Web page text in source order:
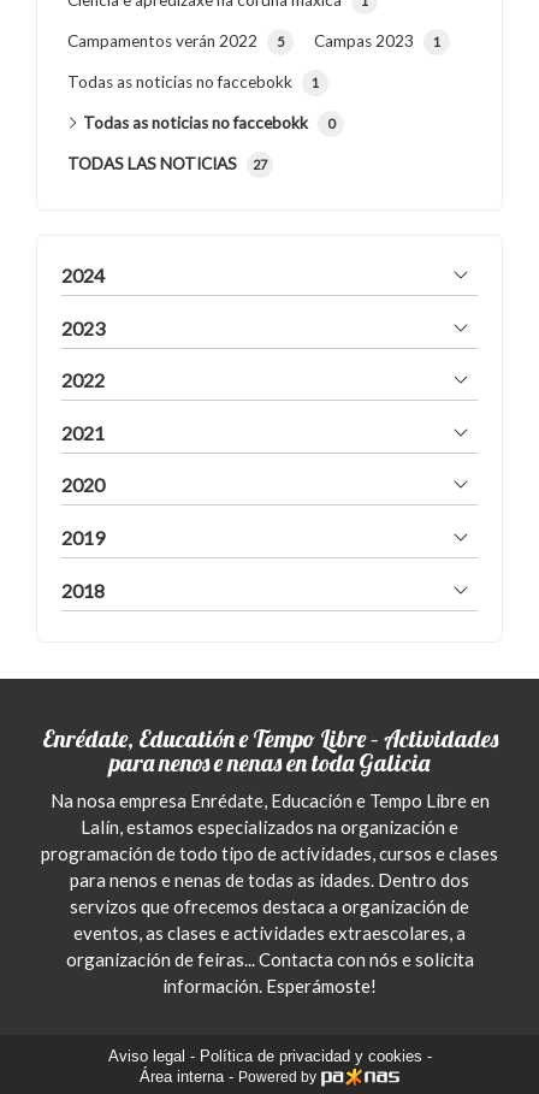
TODAS LAS NOTICIAS 27
Campamentos verán 2022 5 Campas 2023 1
Todas as noticias no faccebokk 1
Todas as noticias no faccebokk 0
2024
2023
2022
2021
2020
2019
2018
Enrédate, Educatión e Tempo Libre – Actividades
para nenos e nenas en toda Galicia
Na nosa empresa Enrédate, Educación e Tempo Libre en
Lalín, estamos especializados na organización e
programación de todo tipo de actividades, cursos e clases
para nenos e nenas de todas as idades. Dentro dos
servizos que ofrecemos destaca a organización de
eventos, as clases e actividades extraescolares, a
organización de feiras... Contacta con nós e solicita
información. Esperámoste!
Aviso legal - Política de privacidad y cookies -
Área interna - Powered by